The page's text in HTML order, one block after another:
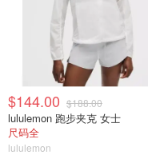
$144.00 $188.00
lululemon 跑步夹克 女士
尺码全
lululemon